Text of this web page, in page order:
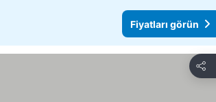
Fiyatları görün